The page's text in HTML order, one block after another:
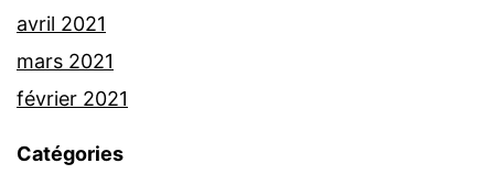
avril 2021
mars 2021
février 2021
Catégories